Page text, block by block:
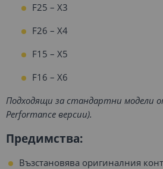
F25 – X3
F26 – X4
F15 – X5
F16 – X6
Подходящи за стандартни модели
Performance версии).
Предимства:
Възстановява оригиналния